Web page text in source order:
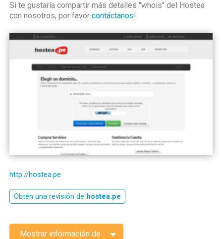
Si te gustaría compartir más detalles "whois" del Hostea
con nosotros, por favor contáctanos!
http://hostea.pe
Obtén una revisión de hostea.pe
Mostrar información de